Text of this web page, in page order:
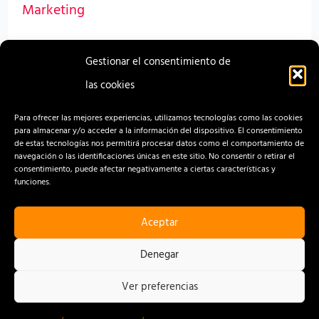
Gestionar el consentimiento de
las cookies
Para ofrecer las mejores experiencias, utilizamos tecnologías como las cookies
para almacenar y/o acceder a la información del dispositivo. El consentimiento
de estas tecnologías nos permitirá procesar datos como el comportamiento de
navegación o las identificaciones únicas en este sitio. No consentir o retirar el
consentimiento, puede afectar negativamente a ciertas características y
funciones.
Aceptar
Denegar
Ver preferencias
Marketing
obtuvieron un total de 48 donaciones.
de
donación
de
sangre
Read More »
CONTACTO
AVISO LEGAL
POLÍTICA DE COOKIES